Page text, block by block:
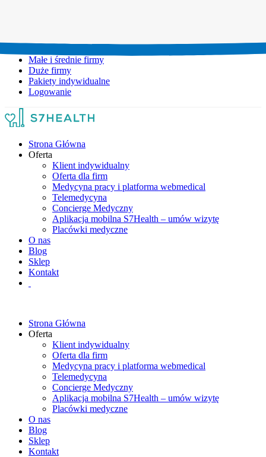
Małe i średnie firmy
Duże firmy
Pakiety indywidualne
Logowanie
Strona Główna
Oferta
Klient indywidualny
Oferta dla firm
Medycyna pracy i platforma webmedical
Telemedycyna
Concierge Medyczny
Aplikacja mobilna S7Health – umów wizytę
Placówki medyczne
O nas
Blog
Sklep
Kontakt
Strona Główna
Oferta
Klient indywidualny
Oferta dla firm
Medycyna pracy i platforma webmedical
Telemedycyna
Concierge Medyczny
Aplikacja mobilna S7Health – umów wizytę
Placówki medyczne
O nas
Blog
Sklep
Kontakt